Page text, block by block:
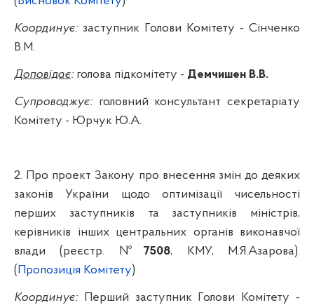
Координує: заступник Голови Комітету - Сінченко
В.М.
Доповідає: голова підкомітету - Демчишен В.В.
Супроводжує: головний консультант секретаріату
Комітету - Юрчук Ю.А.
2. Про проект Закону про внесення змін до деяких
законів України щодо оптимізації чисельності
перших заступників та заступників міністрів,
керівників інших центральних органів виконавчої
влади (реєстр. № 7508, КМУ, М.Я.Азарова).
( Пропозиція Комітету)
Координує: Перший заступник Голови Комітету -